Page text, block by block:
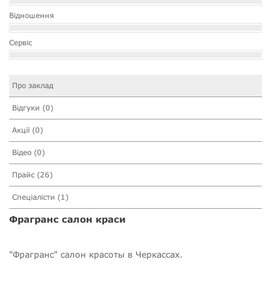
Відношення
Сервіс
Про заклад
Відгуки (0)
Акції (0)
Відео (0)
Прайс (26)
Спеціалісти (1)
Фрагранс салон краси
"Фрагранс" салон красоты в Черкассах.